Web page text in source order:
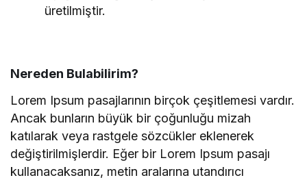
üretilmiştir.
Nereden Bulabilirim?
Lorem Ipsum pasajlarının birçok çeşitlemesi vardır.
Ancak bunların büyük bir çoğunluğu mizah
katılarak veya rastgele sözcükler eklenerek
değiştirilmişlerdir. Eğer bir Lorem Ipsum pasajı
kullanacaksanız, metin aralarına utandırıcı